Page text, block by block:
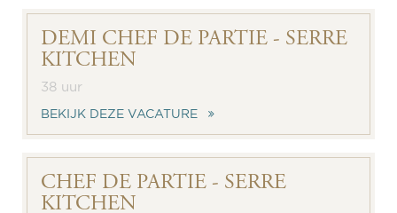
DEMI CHEF DE PARTIE - SERRE
KITCHEN
38 uur
BEKIJK DEZE VACATURE
CHEF DE PARTIE - SERRE
KITCHEN